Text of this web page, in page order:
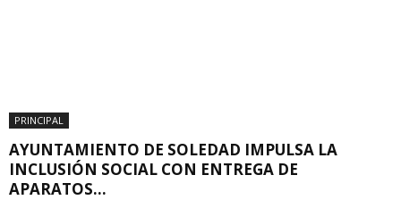
PRINCIPAL
AYUNTAMIENTO DE SOLEDAD IMPULSA LA
INCLUSIÓN SOCIAL CON ENTREGA DE
APARATOS...